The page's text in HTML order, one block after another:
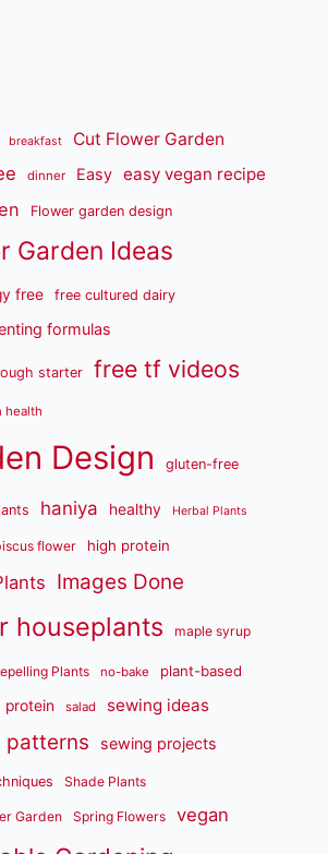
breakfast Cut Flower Garden
dinner Easy easy vegan recipe
Flower garden design
Garden Ideas
free free cultured dairy
formulas
starter free tf videos
health
Design gluten-free
haniya healthy Herbal Plants
flower high protein
Images Done
houseplants maple syrup
Plants no-bake plant-based
protein salad sewing ideas
patterns sewing projects
Shade Plants
Garden Spring Flowers vegan